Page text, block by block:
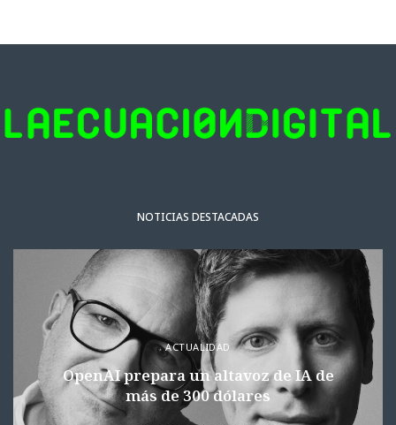
NOTICIAS DESTACADAS
ACTUALIDAD
OpenAI prepara un altavoz de IA de
más de 300 dólares